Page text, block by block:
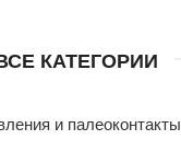
КАТЕГОРИИ
и палеоконтакты